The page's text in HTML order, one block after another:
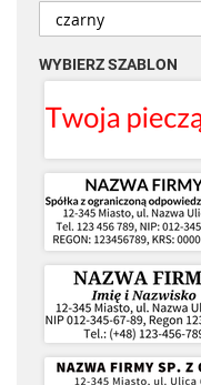
WYBIERZ SZABLON